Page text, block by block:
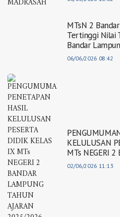
MTsN 2
Tertinggi Nilai
Bandar
06/06/2026 08:42
KELULUSAN
MTs NEGERI
TAHUN
02/06/2026 11:13